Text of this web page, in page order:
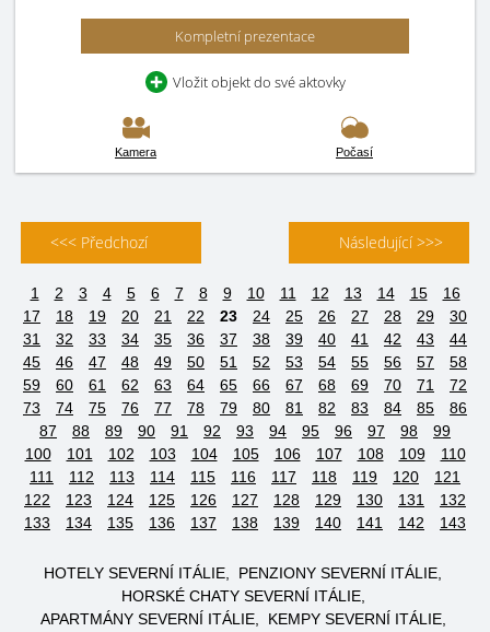
Kompletní prezentace
Vložit objekt do své aktovky
Kamera Počasí
<<< Předchozí Následující >>>
1 2 3 4 5 6 7 8 9 10 11 12 13 14 15
16
17
18 19 20 21 22 23 24 25 26 27 28 29
30
31
32 33 34 35 36 37 38 39 40 41 42 43
44
45
46 47 48 49 50 51 52 53 54 55 56 57
58
59
60 61 62 63 64 65 66 67 68 69 70 71
72
73
74 75 76 77 78 79 80 81 82 83 84 85
86
87
88 89 90 91 92 93 94 95 96 97 98
99
100
101 102 103 104 105 106 107 108 109
110
111
112 113 114 115 116 117 118 119 120
121
122
123 124 125 126 127 128 129 130 131
132
133
134 135 136 137 138 139 140 141 142 143
HOTELY SEVERNÍ ITÁLIE
PENZIONY SEVERNÍ ITÁLIE
HORSKÉ CHATY SEVERNÍ ITÁLIE
APARTMÁNY SEVERNÍ ITÁLIE
KEMPY SEVERNÍ ITÁLIE